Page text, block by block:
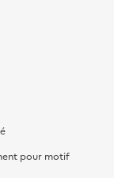
pour motif